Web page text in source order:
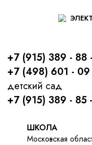
+7 (915) 389 - 88
+7 (498) 601 -
детский сад
+7 (915) 389 - 85
ШКОЛА
Московская